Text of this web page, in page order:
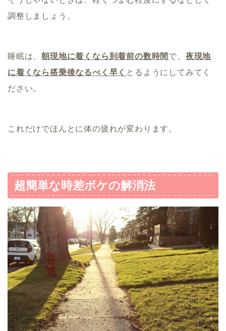
調整しましょう。
睡眠は、朝現地に着くなら到着前の数時間 で、 夜現地
に着くなら搭乗後なるべく早く とるようにしてみてく
ださい。
これだけでほんとに体の疲れが変わります。
超簡単な時差ボケの解消法